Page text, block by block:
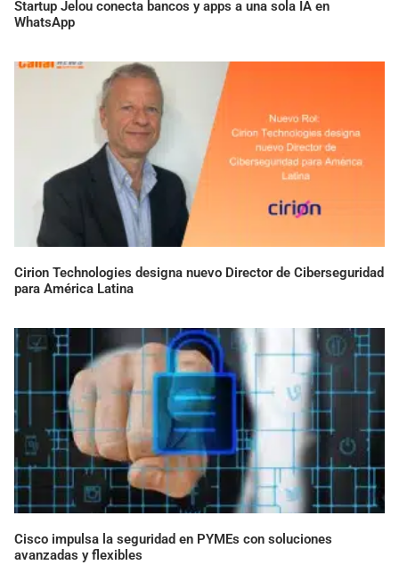
Startup Jelou conecta bancos y apps a una sola IA en
WhatsApp
Cirion Technologies designa nuevo Director de Ciberseguridad
para América Latina
Cisco impulsa la seguridad en PYMEs con soluciones
avanzadas y flexibles